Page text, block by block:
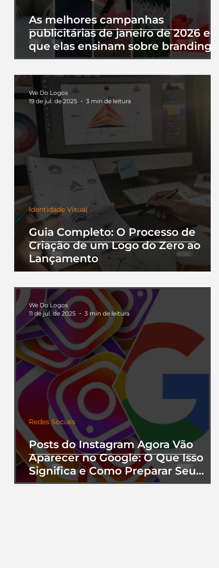
As melhores campanhas
publicitárias de janeiro de 2026 e
que elas ensinam sobre branding
Guia Completo: O Processo de
Criação de um Logo do Zero ao
Lançamento
Identidade Visual
We Do Logos
19 de jul. de 2025
3 min de leitura
Posts do Instagram Agora Vão
Aparecer no Google: O Que Isso
Significa e Como Preparar Seu
Perfil
Redes Sociais
We Do Logos
11 de jul. de 2025
3 min de leitura